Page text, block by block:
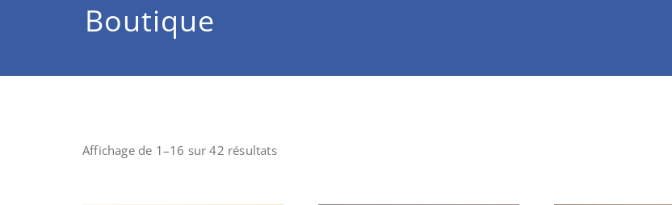
Boutique
Affichage de 1–16 sur 42 résultats